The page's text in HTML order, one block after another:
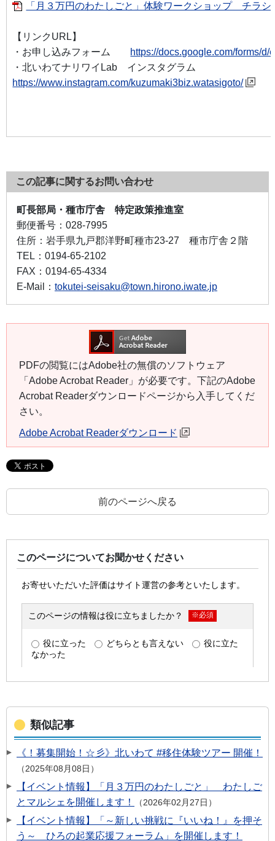
「月３万円のわたしごと」体験ワークショップ チラシ
【リンクURL】
・お申し込みフォーム https://docs.google.com/forms/
・北いわてナリワイLab インスタグラム
https://www.instagram.com/kuzumaki3biz.watasigoto/
この記事に関するお問い合わせ
町長部局・種市庁舎 特定政策推進室
郵便番号： 028-7995
住所： 岩手県九戸郡洋野町種市23-27 種市庁舎２階
TEL： 0194-65-2102
FAX： 0194-65-4334
E-Mail： tokutei-seisaku@town.hirono.iwate.jp
PDFの閲覧にはAdobe社の無償のソフトウェア
「Adobe Acrobat Reader」が必要です。下記のAdobe
Acrobat Readerダウンロードページから入手してくだ
さい。
Adobe Acrobat Readerダウンロード
前のページへ戻る
このページについてお聞かせください
類似記事
《！募集開始！☆彡》北いわて #移住体験ツアー 開催！
2025年08月08日
【イベント情報】「月３万円のわたしごと」 わたしご
とマルシェを開催します！
2026年02月27日
【イベント情報】「～新しい挑戦に『いいね！』を押そ
う～ ひろの起業応援フォーラム」を開催します！